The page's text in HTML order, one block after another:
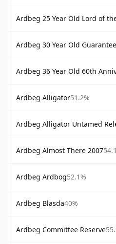
Ardbeg 25 Year Old Lord of
Ardbeg 30 Year Old
Ardbeg 36 Year Old 60th
Ardbeg Alligator51.2%
Ardbeg Alligator Untamed
Ardbeg Almost There 2007
Ardbeg Ardbog52.1%
Ardbeg Blasda40%
Ardbeg Committee Reserve